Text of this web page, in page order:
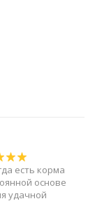
есть корма
основе
удачной